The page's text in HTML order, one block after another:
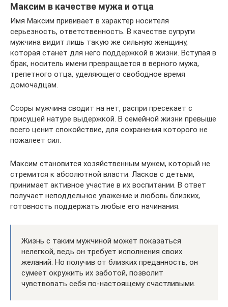
Максим в качестве мужа и отца
Имя Максим прививает в характер носителя
серьезность, ответственность. В качестве супруги
мужчина видит лишь такую же сильную женщину,
которая станет для него поддержкой в жизни. Вступая в
брак, носитель имени превращается в верного мужа,
трепетного отца, уделяющего свободное время
домочадцам.
Ссоры мужчина сводит на нет, распри пресекает с
присущей натуре выдержкой. В семейной жизни превыше
всего ценит спокойствие, для сохранения которого не
пожалеет сил.
Максим становится хозяйственным мужем, который не
стремится к абсолютной власти. Ласков с детьми,
принимает активное участие в их воспитании. В ответ
получает неподдельное уважение и любовь близких,
готовность поддержать любые его начинания.
Жизнь с таким мужчиной может показаться
нелегкой, ведь он требует исполнения своих
желаний. Но получив от близких преданность, он
сумеет окружить их заботой, позволит
чувствовать себя по-настоящему счастливыми.